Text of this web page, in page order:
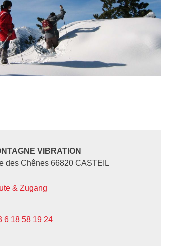
VIBRATION
des Chênes 66820 CASTEIL
& Zugang
6 18 58 19 24